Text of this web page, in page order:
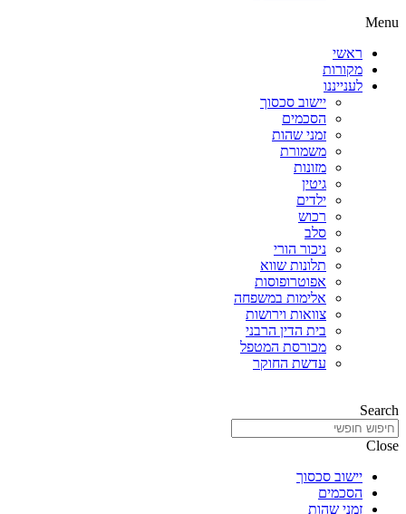
Menu
ראשי
מקורות
לענייננו
יישוב סכסוך
הסכמים
זמני שהות
משמורת
מזונות
גיטין
ילדים
רכוש
סלב
ניכור הורי
תלונות שווא
אפוטרופוסות
אלימות במשפחה
צוואות וירושות
בית הדין הרבני
מכורסת המטפל
עדשת החוקר
Search
Close
יישוב סכסוך
הסכמים
זמני שהות